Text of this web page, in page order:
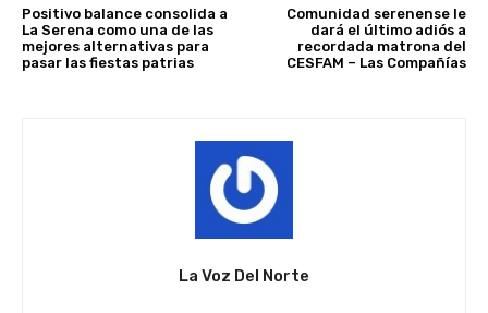
Positivo balance consolida a
La Serena como una de las
mejores alternativas para
pasar las fiestas patrias
Comunidad serenense le
dará el último adiós a
recordada matrona del
CESFAM – Las Compañías
La Voz Del Norte